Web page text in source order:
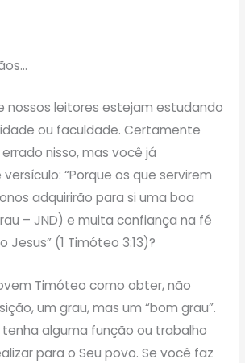
nossos leitores estejam estudando
ou faculdade. Certamente
nisso, mas você já
“Porque os que servirem
adquirirão para si uma boa
– JND) e muita confiança na fé
Jesus” (1 Timóteo 3:13)?
Timóteo como obter, não
um grau, mas um “bom grau”.
tenha alguma função ou trabalho
para o Seu povo. Se você faz